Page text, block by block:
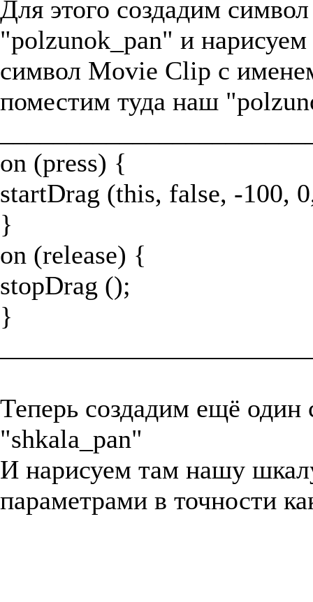
Для этого создадим
"polzunok_pan" и нарисуем
символ Movie Clip с
поместим туда наш
on (press) {
startDrag (this, false, -100,
}
on (release) {
stopDrag ();
}
Теперь создадим ещё
"shkala_pan"
И нарисуем там нашу
параметрами в точности